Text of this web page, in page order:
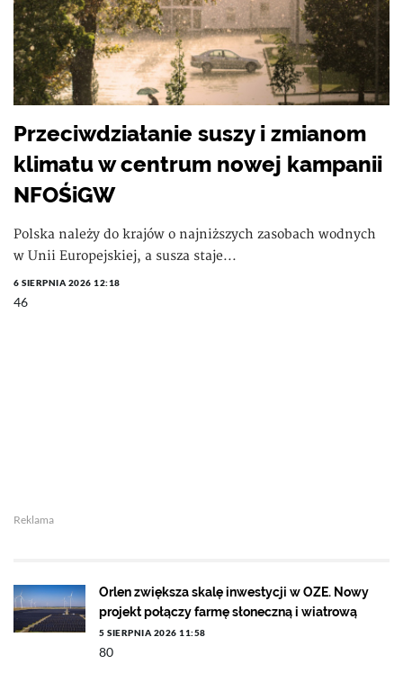
Przeciwdziałanie suszy i zmianom
klimatu w centrum nowej kampanii
NFOŚiGW
Polska należy do krajów o najniższych zasobach wodnych
w Unii Europejskiej, a susza staje...
6 SIERPNIA 2026 12:18
46
Reklama
Orlen zwiększa skalę inwestycji w OZE. Nowy
projekt połączy farmę słoneczną i wiatrową
5 SIERPNIA 2026 11:58
80